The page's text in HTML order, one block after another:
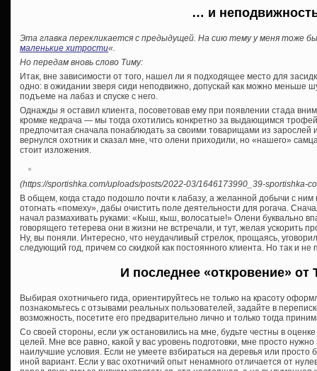
… и
Эта главка перекликается с предыдущей. На сию тему у меня тоже
маленькие хитрости«.
Но передам вновь слово Тиму:
Итак, вне зависимости от того, нашел ли я подходящее место для
одно: в ожидании зверя сиди неподвижно, допускай как можно меньше
подъеме на лабаз и спуске с него.
Однажды я оставил клиента, посоветовав ему при появлении стада
кромке кедрача — мы тогда охотились конкретно за выдающимся
предпочитая сначала понаблюдать за своими товарищами из зарослей
вернулся охотник и сказал мне, что олени приходили, но «нашего»
стоит изложения.
(https://sportishka.com/uploads/posts/2022-03/1646173990_39-sportishka-
В общем, когда стадо подошло почти к лабазу, а желанной добычи с
отогнать «помеху», дабы очистить поле деятельности для рогача.
начал размахивать руками: «Кыш, кыш, волосатые!» Олени буквально
говорящего тетерева они в жизни не встречали, и тут, желая ускорить
Ну, вы поняли. Интересно, что неудачливый стрелок, прощаясь,
следующий год, причем со скидкой как постоянного клиента. Но так и не
И последнее «откровение» от
Выбирая охотничьего гида, ориентируйтесь не только на красоту
познакомьтесь с отзывами реальных пользователей, задайте в
возможность, посетите его предварительно лично и только тогда
Со своей стороны, если уж остановились на мне, будьте честны в
целей. Мне все равно, какой у вас уровень подготовки, мне просто
наилучшие условия. Если не умеете взбираться на деревья или просто
иной вариант. Если у вас охотничий опыт ненамного отличается от